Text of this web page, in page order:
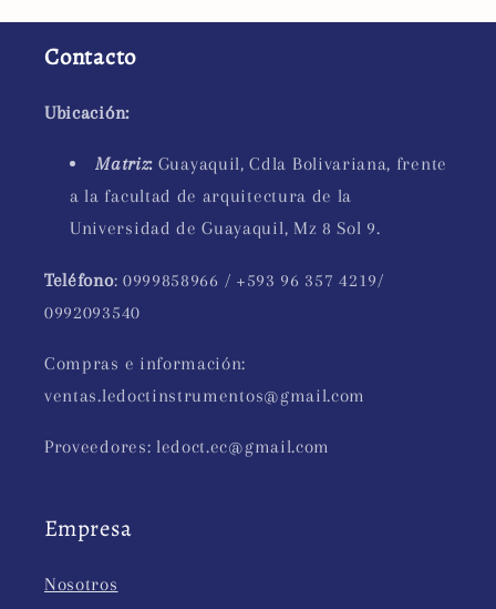
Contacto
Ubicación:
Matriz: Guayaquil, Cdla Bolivariana, frente
a la facultad de arquitectura de la
Universidad de Guayaquil, Mz 8 Sol 9.
Teléfono: 0999858966 / +593 96 357 4219/
0992093540
Compras e información:
ventas.ledoctinstrumentos@gmail.com
Proveedores: ledoct.ec@gmail.com
Empresa
Nosotros